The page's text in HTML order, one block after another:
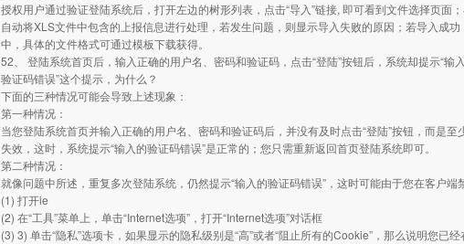
授权用户通过验证登陆系统后，打开左边的树形列表，点击“导入”链接, 即可看到文件选择页面
自动将XLS文件中包含的上报信息进行处理，若发生问题，则显示导入失败的原因；若导入成
中，具体的文件格式可通过模板下载获得。
52、 登陆系统首页后，输入正确的用户名、密码和验证码，点击“登陆”按钮后，系统却提示“
验证码错误”这个提示，为什么？
下面的三种情况可能会导致上述现象：
第一种情况：
当您登陆系统首页并输入正确的用户名、密码和验证码后，并没有及时点击“登陆”按钮，而是
失效，这时，系统提示“输入的验证码错误”是正常的；您只需重新返回首页登陆系统即可。
第二种情况：
就像问题中所述，重复多次登陆系统，仍然提示“输入的验证码错误”，这时可能由于您在客户
(1) 打开ie
(2) 在“工具”菜单上，单击“Internet选项”，打开“Internet选项”对话框
(3) 3) 单击“隐私”选项卡，如果显示的隐私级别是“高”或者“阻止所有的Cookie”，那么说明您已